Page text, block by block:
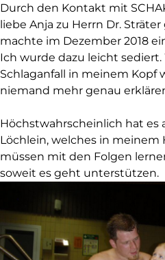
Durch den Kontakt mit
liebe Anja zu Herrn Dr.
machte im Dezember 2018
Ich wurde dazu leicht
Schlaganfall in meinem Kopf
niemand mehr genau
Höchstwahrscheinlich hat es
Löchlein, welches in meinem
müssen mit den Folgen
soweit es geht unterstützen.